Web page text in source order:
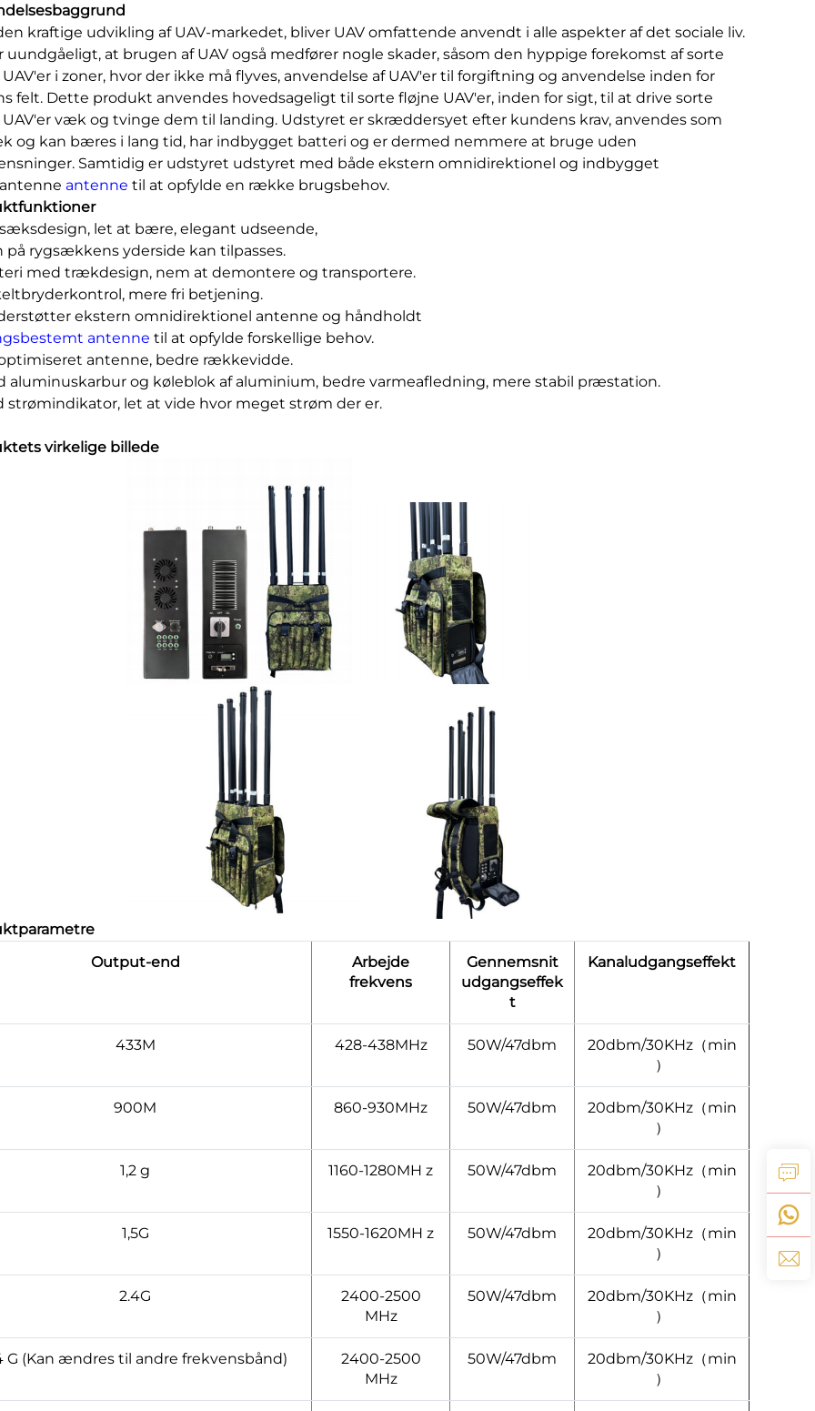
kraftige udvikling af UAV-markedet, bliver UAV omfattende anvendt i alle aspekter af det sociale liv.
uundgåeligt, at brugen af UAV også medfører nogle skader, såsom den hyppige forekomst af sorte
i zoner, hvor der ikke må flyves, anvendelse af UAV'er til forgiftning og anvendelse inden for
felt. Dette produkt anvendes hovedsageligt til sorte fløjne UAV'er, inden for sigt, til at drive sorte
væk og tvinge dem til landing. Udstyret er skræddersyet efter kundens krav, anvendes som
og kan bæres i lang tid, har indbygget batteri og er dermed nemmere at bruge uden
Samtidig er udstyret udstyret med både ekstern omnidirektionel og indbygget
antenne til at opfylde en række brugsbehov.
let at bære, elegant udseende,
på rygsækkens yderside kan tilpasses.
med trækdesign, nem at demontere og transportere.
mere fri betjening.
ekstern omnidirektionel antenne og håndholdt
antenne til at opfylde forskellige behov.
antenne, bedre rækkevidde.
aluminuskarbur og køleblok af aluminium, bedre varmeafledning, mere stabil præstation.
strømindikator, let at vide hvor meget strøm der er.
virkelige billede
Output-end
Arbejde
frekvens
Gennemsnit
udgangseffek
t
Kanaludgangseffekt
433M 428-438MHz 50W/47dbm
20dbm/30KHz（min
）
900M 860-930MHz 50W/47dbm
20dbm/30KHz（min
）
1,2 g 1160-1280MH z 50W/47dbm
20dbm/30KHz（min
）
1,5G 1550-1620MH z 50W/47dbm
20dbm/30KHz（min
）
2.4G
2400-2500
MHz
50W/47dbm
20dbm/30KHz（min
）
G (Kan ændres til andre frekvensbånd)
2400-2500
MHz
50W/47dbm
20dbm/30KHz（min
）